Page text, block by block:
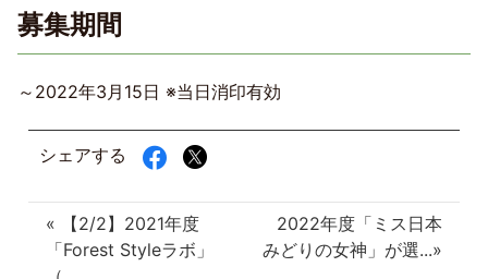
募集期間
～2022年3月15日 ※当日消印有効
シェアする
« 【2/2】2021年度
「Forest Styleラボ」
2022年度「ミス日本
みどりの女神」が選...»